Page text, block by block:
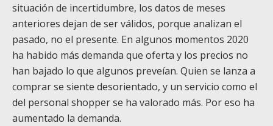
situación de incertidumbre, los datos de meses
anteriores dejan de ser válidos, porque analizan el
pasado, no el presente. En algunos momentos 2020
ha habido más demanda que oferta y los precios no
han bajado lo que algunos preveían. Quien se lanza a
comprar se siente desorientado, y un servicio como el
del personal shopper se ha valorado más. Por eso ha
aumentado la demanda.